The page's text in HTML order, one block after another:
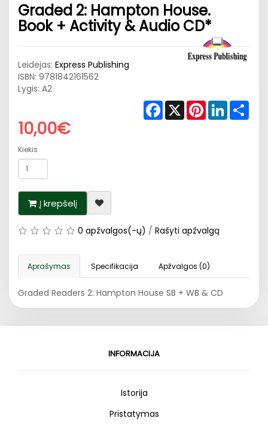
Graded 2: Hampton House.
Book + Activity & Audio CD*
Leidėjas: Express Publishing
ISBN: 9781842161562
Lygis: A2
Facebook
X PinterestLinkedIn
10,00€
Kiekis
Į krepšelį
0 apžvalgos(-ų) / Rašyti apžvalgą
Aprašymas Specifikacija Apžvalgos (0)
Graded Readers 2: Hampton House SB + WB & CD
INFORMACIJA
Istorija
Pristatymas